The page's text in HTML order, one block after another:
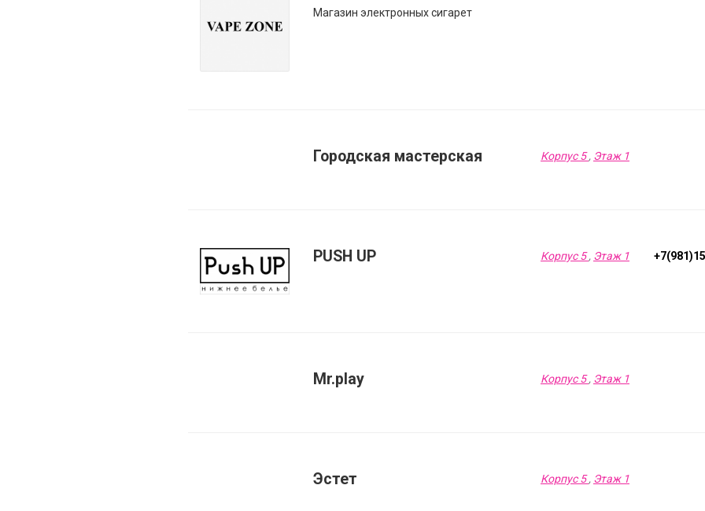
Магазин электронных сигарет
Городская мастерская Корпус 5, Этаж 1
PUSH UP Корпус 5, Этаж 1
Mr.play Корпус 5, Этаж 1
Эстет Корпус 5, Этаж 1